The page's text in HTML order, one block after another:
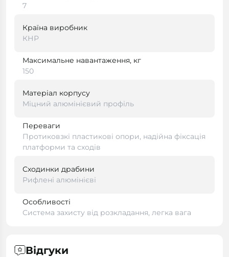
7
Країна виробник
КНР
Максимальне навантаження, кг
150
Матеріал корпусу
Міцний алюмінієвий профіль
Переваги
Протиковзкі пластикові опори, надійна фіксація
платформи та сходів
Сходинки драбини
Рифлені алюмінієві
Особливості
Система захисту від розкладання, легка вага
Відгуки